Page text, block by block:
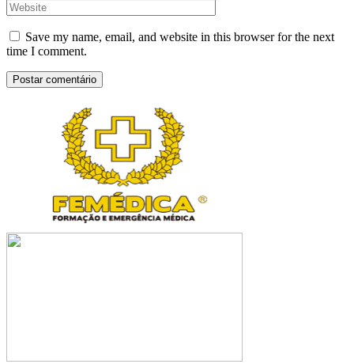
Save my name, email, and website in this browser for the next
time I comment.